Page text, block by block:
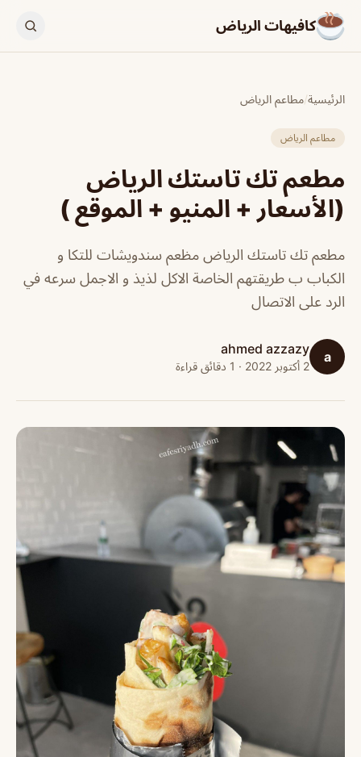
كافيهات الرياض
الرئيسية/مطاعم الرياض
مطاعم الرياض
مطعم تك تاستك الرياض
(الأسعار + المنيو + الموقع )
مطعم تك تاستك الرياض مظعم سندويشات للتكا و
الكباب ب طريقتهم الخاصة الاكل لذيذ و الاجمل سرعه في
الرد على الاتصال
a
ahmed azzazy
2 أكتوبر 2022 · 1 دقائق قراءة